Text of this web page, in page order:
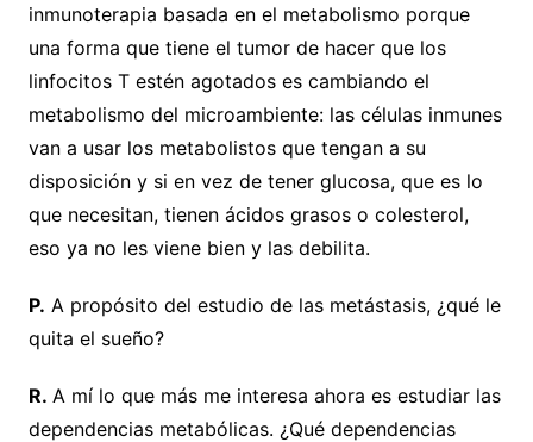
inmunoterapia basada en el metabolismo porque
una forma que tiene el tumor de hacer que los
linfocitos T estén agotados es cambiando el
metabolismo del microambiente: las células inmunes
van a usar los metabolistos que tengan a su
disposición y si en vez de tener glucosa, que es lo
que necesitan, tienen ácidos grasos o colesterol,
eso ya no les viene bien y las debilita.
P. A propósito del estudio de las metástasis, ¿qué le
quita el sueño?
R. A mí lo que más me interesa ahora es estudiar las
dependencias metabólicas. ¿Qué dependencias